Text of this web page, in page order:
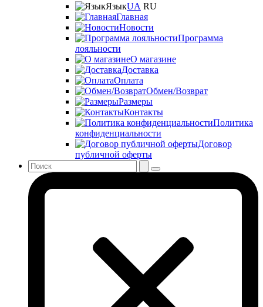
ЯзыкUA RU
Главная
Новости
Программа
лояльности
О магазине
Доставка
Оплата
Обмен/Возврат
Размеры
Контакты
Политика
конфиденциальности
Договор
публичной оферты